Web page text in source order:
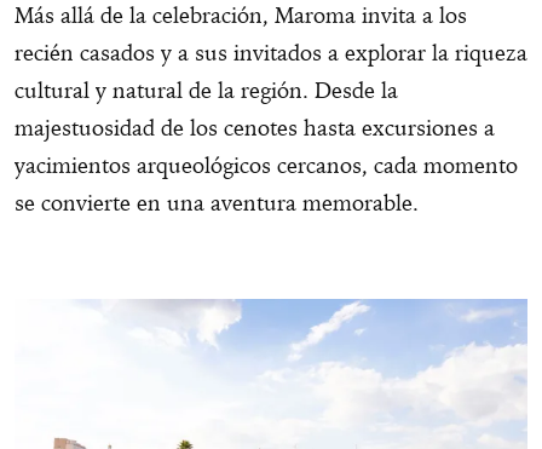
Más allá de la celebración, Maroma invita a los
recién casados y a sus invitados a explorar la riqueza
cultural y natural de la región. Desde la
majestuosidad de los cenotes hasta excursiones a
yacimientos arqueológicos cercanos, cada momento
se convierte en una aventura memorable.